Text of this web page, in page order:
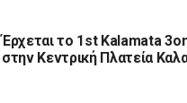
Έρχεται το 1st Kalamata
στην Κεντρική Πλατεία